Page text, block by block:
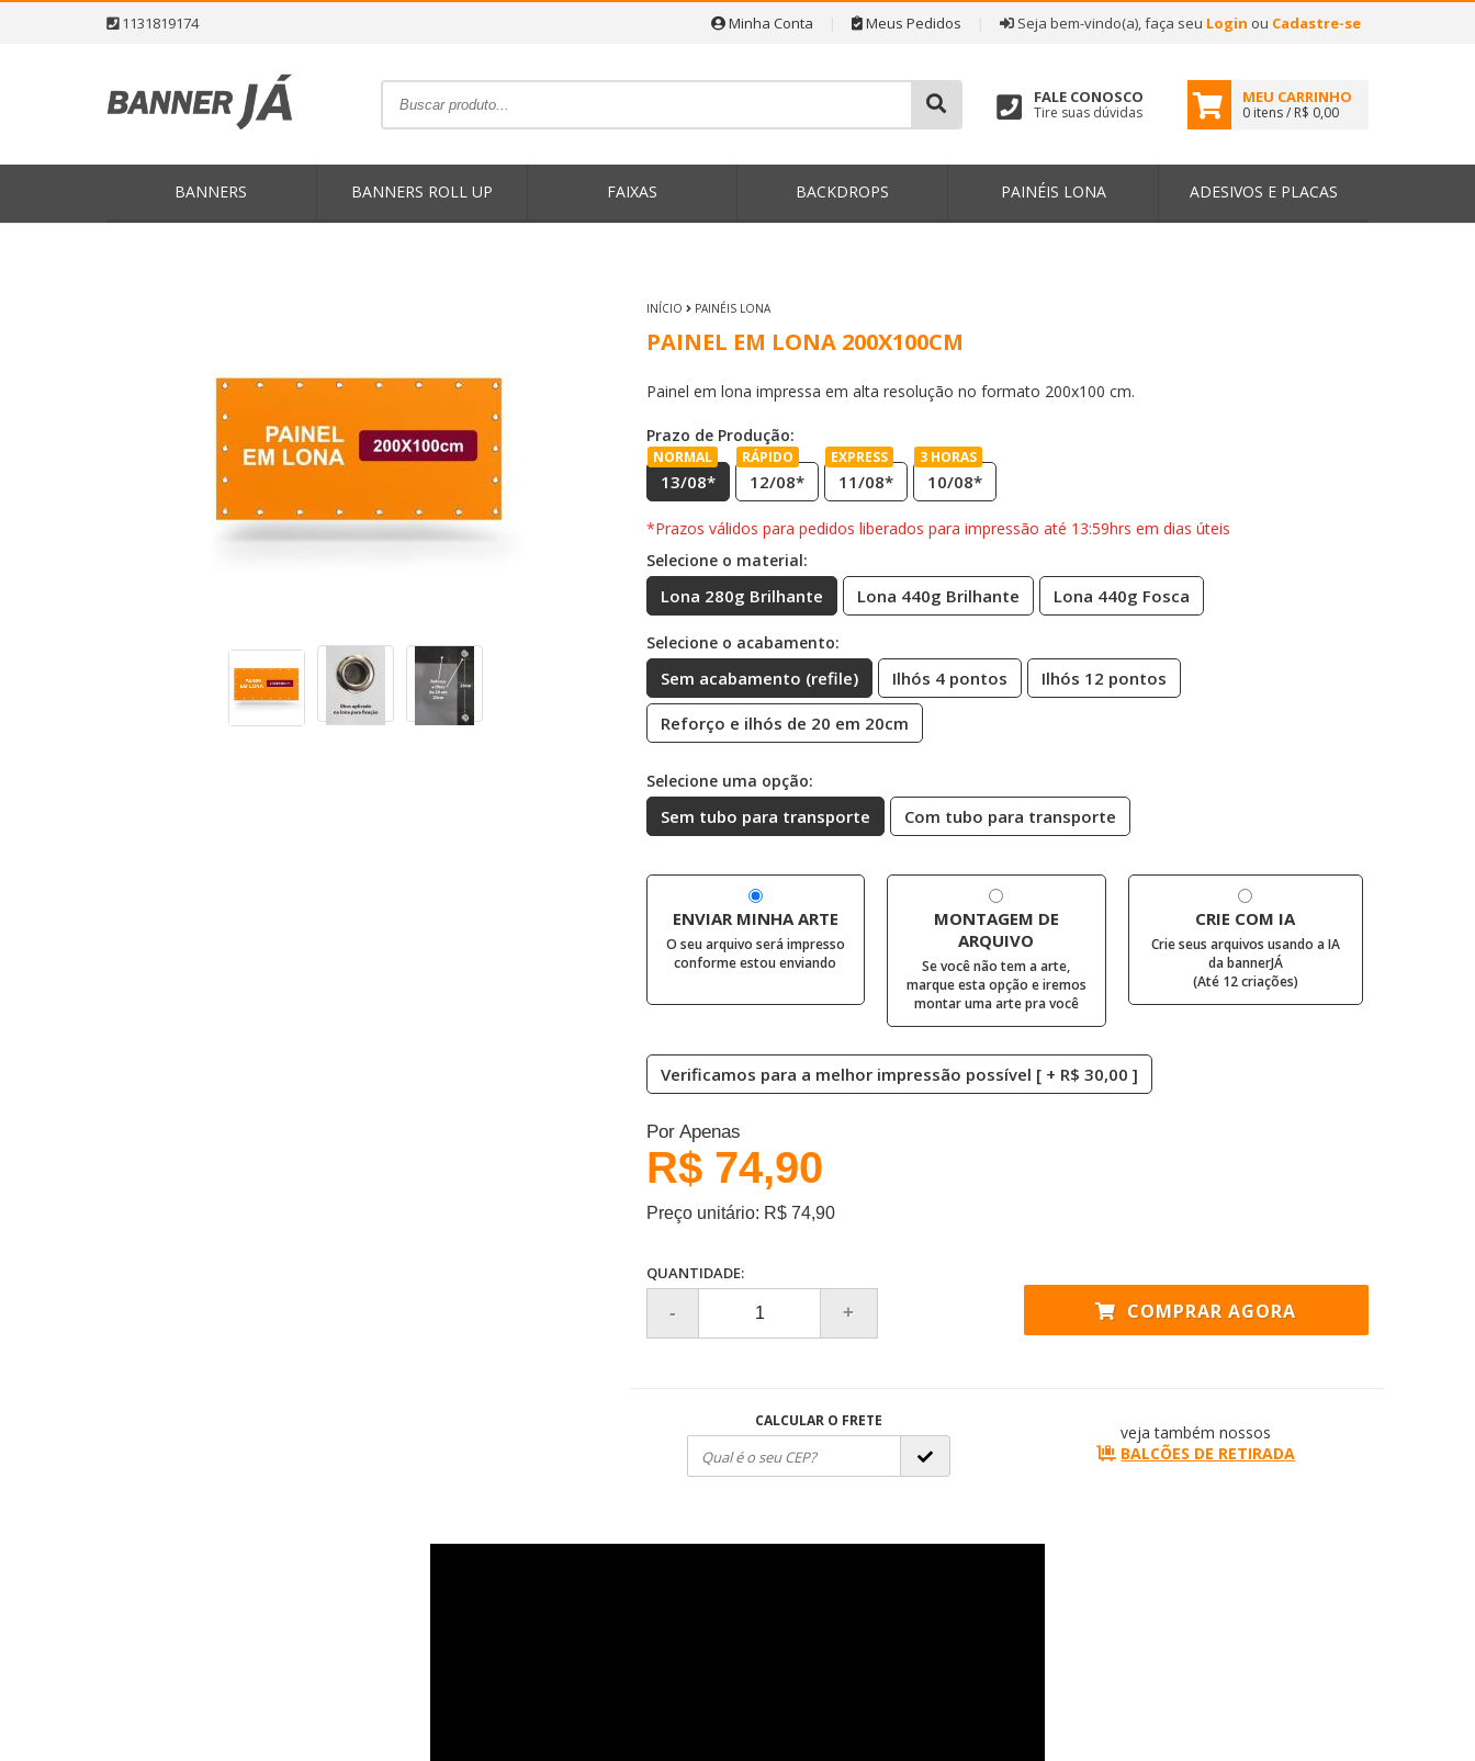
1131819174 Minha Conta Meus Pedidos Seja bem-vindo(a), faça seu Login ou Cadastre-se
FALE CONOSCO
Tire suas dúvidas
MEU CARRINHO
0 itens / R$ 0,00
BANNERS BANNERS ROLL UP FAIXAS BACKDROPS PAINÉIS LONA ADESIVOS E PLACAS
INÍCIO PAINÉIS LONA
PAINEL EM LONA 200X100CM
Painel em lona impressa em alta resolução no formato 200x100 cm.
Prazo de Produção:
13/08*
NORMAL
12/08*
RÁPIDO
11/08*
EXPRESS
10/08*
3 HORAS
*Prazos válidos para pedidos liberados para impressão até 13:59hrs em dias úteis
Selecione o material:
Lona 280g Brilhante Lona 440g Brilhante Lona 440g Fosca
Selecione o acabamento:
Sem acabamento (refile) Ilhós 4 pontos Ilhós 12 pontos
Reforço e ilhós de 20 em 20cm
Selecione uma opção:
Sem tubo para transporte Com tubo para transporte
ENVIAR MINHA ARTE
O seu arquivo será impresso
conforme estou enviando
MONTAGEM DE
ARQUIVO
Se você não tem a arte,
marque esta opção e iremos
montar uma arte pra você
CRIE COM IA
Crie seus arquivos usando a IA
da bannerJÁ
(Até 12 criações)
Verificamos para a melhor impressão possível [ + R$ 30,00 ]
Por Apenas
R$ 74,90
Preço unitário: R$ 74,90
QUANTIDADE:
COMPRAR AGORA
CALCULAR O FRETE
veja também nossos
BALCÕES DE RETIRADA